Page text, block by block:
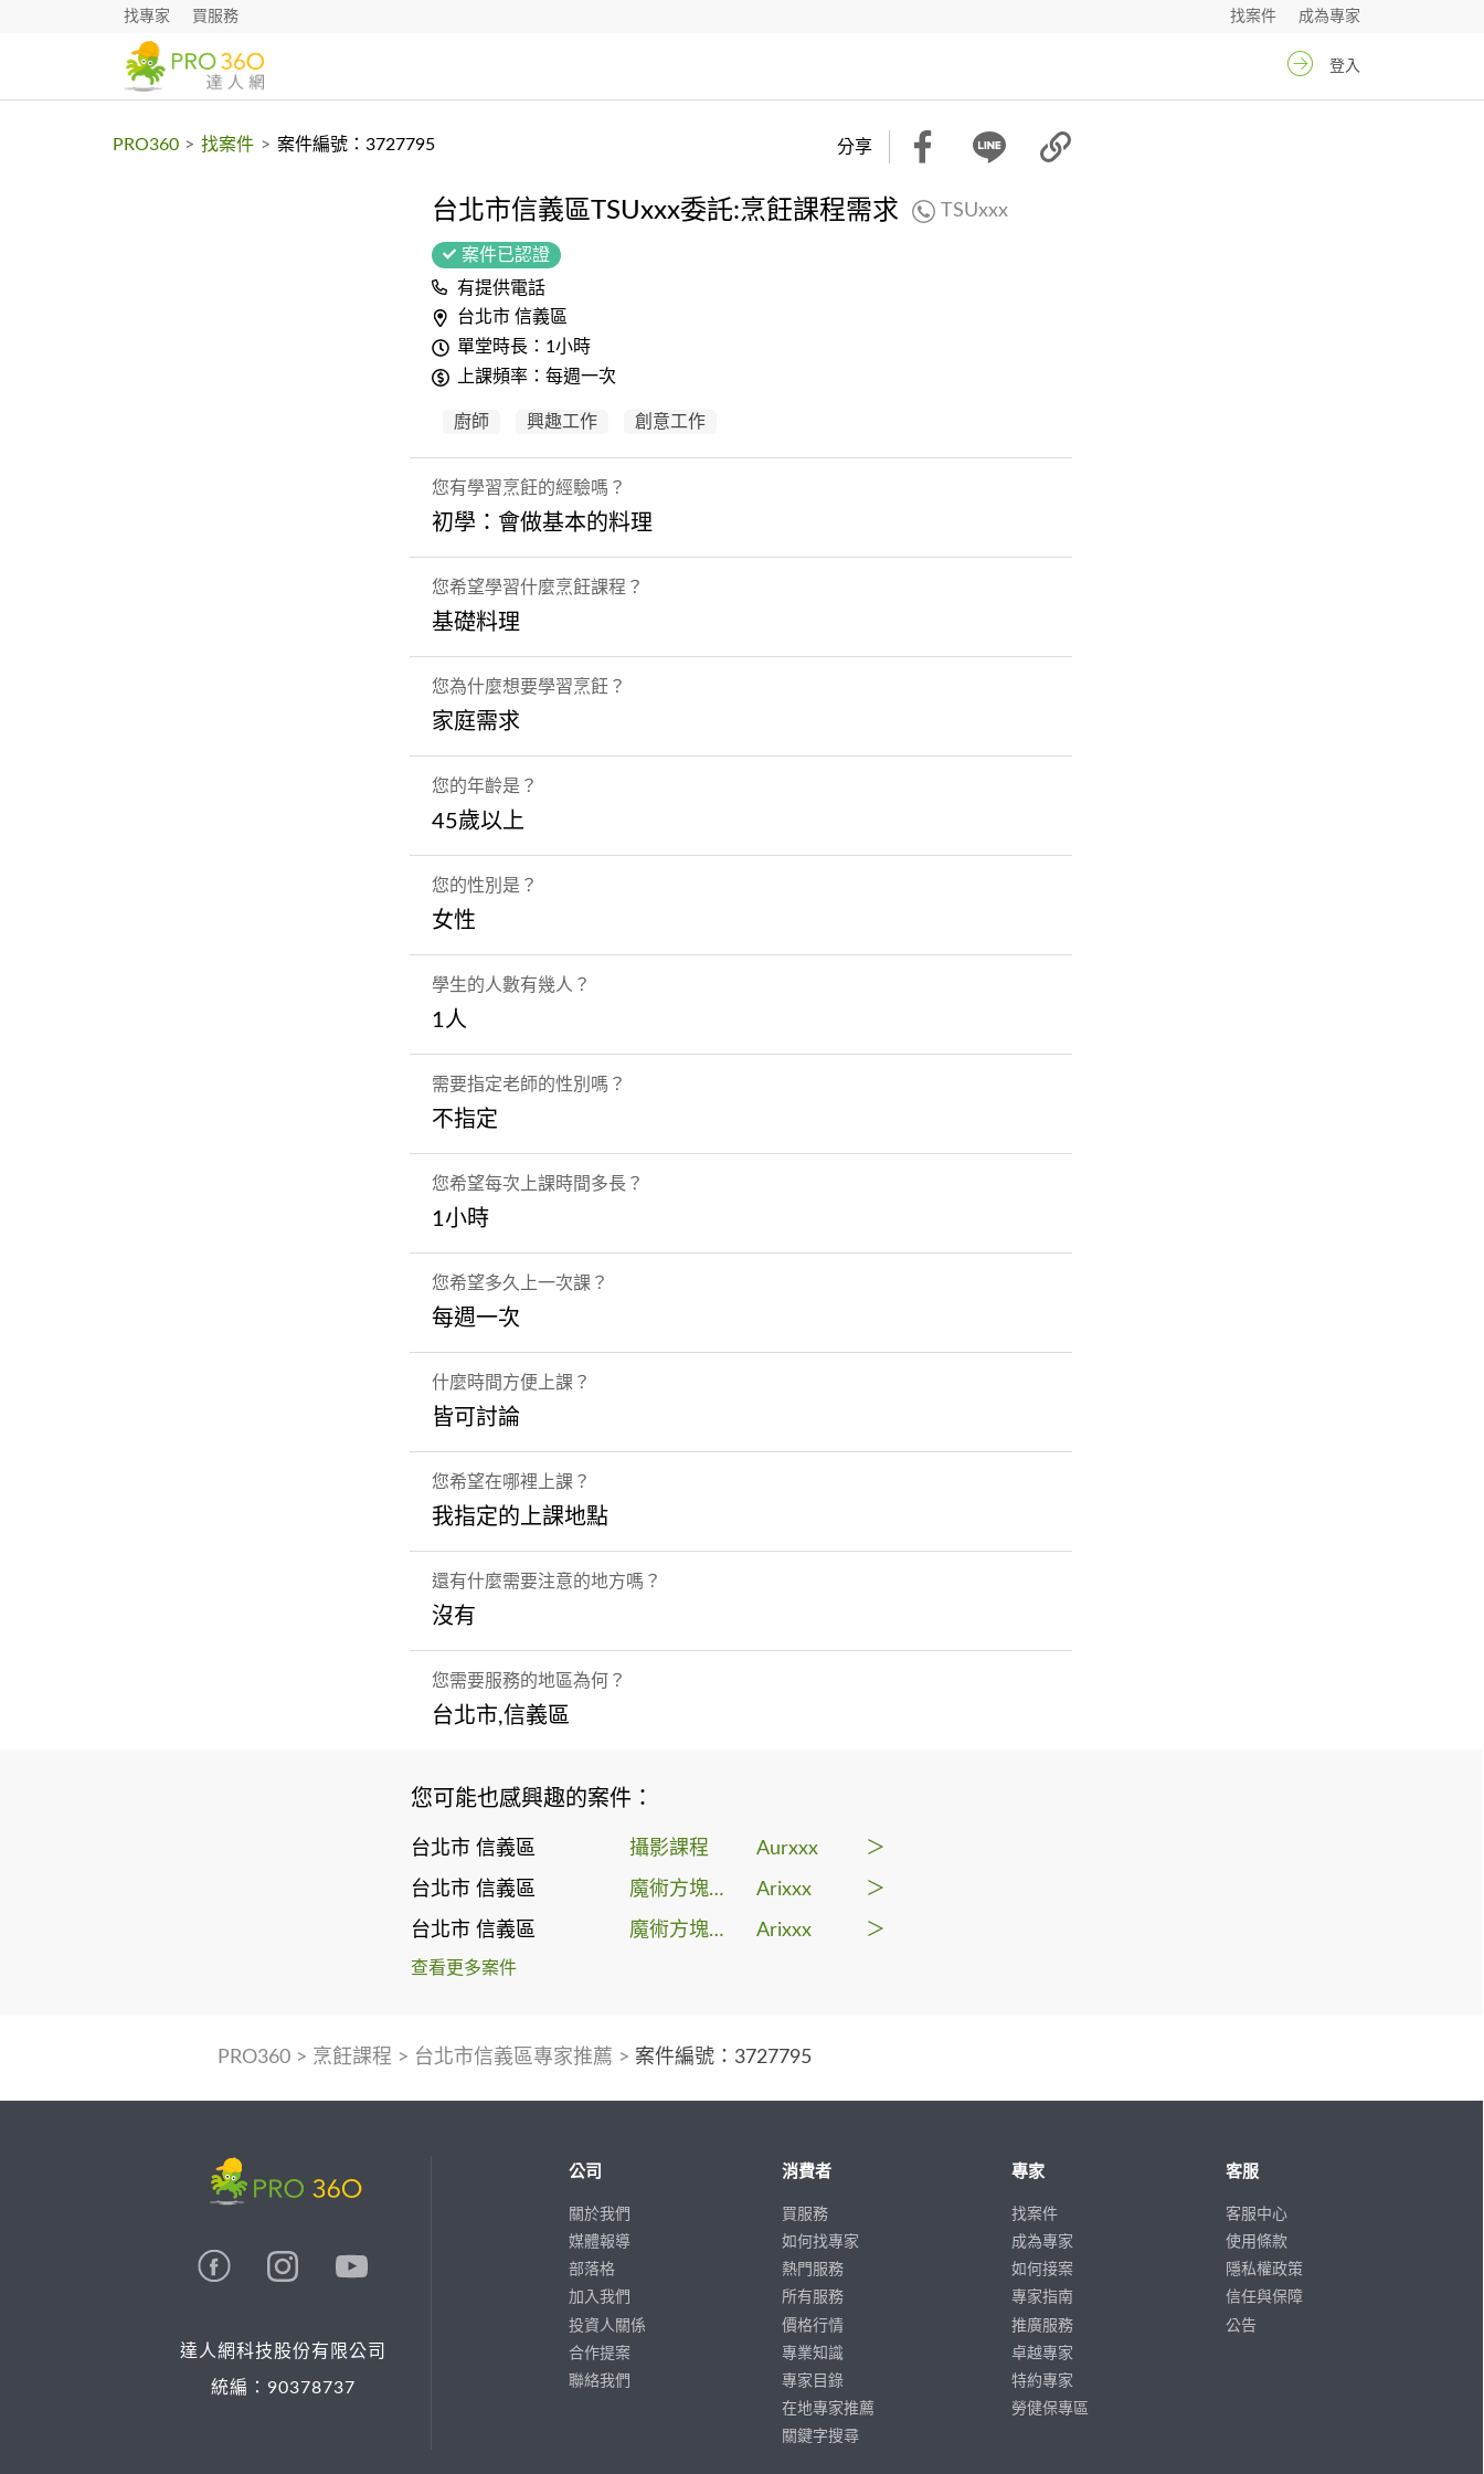
找專家 買服務 成為專家
找案件
登入
PRO360 > 找案件 > 案件編號：3727795 分享
台北市信義區TSUxxx委託:烹飪課程需求 TSUxxx
案件已認證
有提供電話
台北市 信義區
單堂時長：1小時
上課頻率：每週一次
廚師 興趣工作 創意工作
您有學習烹飪的經驗嗎？
初學：會做基本的料理
您希望學習什麼烹飪課程？
基礎料理
您為什麼想要學習烹飪？
家庭需求
您的年齡是？
45歲以上
您的性別是？
女性
學生的人數有幾人？
1人
需要指定老師的性別嗎？
不指定
您希望每次上課時間多長？
1小時
您希望多久上一次課？
每週一次
什麼時間方便上課？
皆可討論
您希望在哪裡上課？
我指定的上課地點
還有什麼需要注意的地方嗎？
沒有
您需要服務的地區為何？
台北市,信義區
您可能也感興趣的案件：
台北市 信義區 攝影課程 Aurxxx ＞
台北市 信義區 魔術方塊課程 Arixxx ＞
台北市 信義區 魔術方塊課程 Arixxx ＞
查看更多案件
PRO360> 烹飪課程 > 台北市信義區專家推薦 > 案件編號：3727795
達人網科技股份有限公司
統編：90378737
公司
關於我們
媒體報導
部落格
加入我們
投資人關係
合作提案
聯絡我們
消費者
買服務
如何找專家
熱門服務
所有服務
價格行情
專業知識
專家目錄
在地專家推薦
關鍵字搜尋
專家
找案件
成為專家
如何接案
專家指南
推廣服務
卓越專家
特約專家
勞健保專區
客服
客服中心
使用條款
隱私權政策
信任與保障
公告